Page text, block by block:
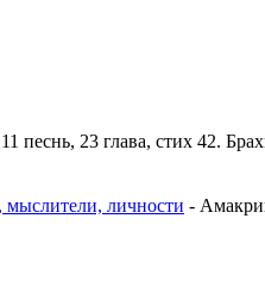
песнь, 23 глава, стих 42.
личности -